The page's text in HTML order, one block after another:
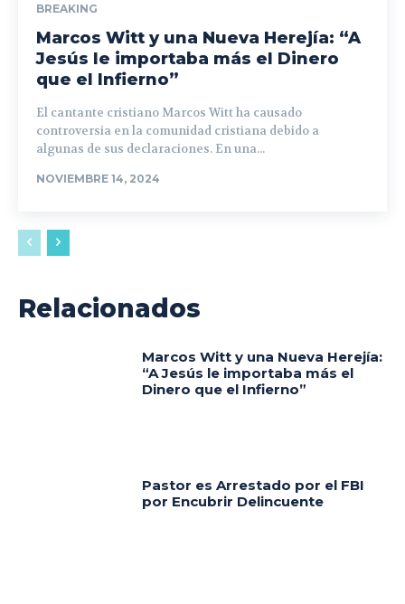
BREAKING
Marcos Witt y una Nueva Herejía: “A
Jesús le importaba más el Dinero
que el Infierno”
El cantante cristiano Marcos Witt ha causado
controversia en la comunidad cristiana debido a
algunas de sus declaraciones. En una...
NOVIEMBRE 14, 2024
Relacionados
Marcos Witt y una Nueva Herejía:
“A Jesús le importaba más el
Dinero que el Infierno”
Pastor es Arrestado por el FBI
por Encubrir Delincuente